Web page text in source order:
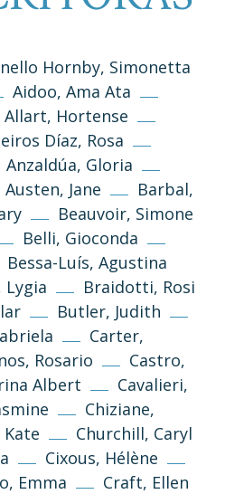
Hornby, Simonetta
Aidoo, Ama Ata
Allart, Hortense
Díaz, Rosa
Anzaldúa, Gloria
Austen, Jane
Barbal,
Beauvoir, Simone
Belli, Gioconda
Bessa-Luís, Agustina
Lygia
Braidotti, Rosi
Butler, Judith
Carter,
Rosario
Castro,
Albert
Cavalieri,
Chiziane,
Churchill, Caryl
Cixous, Hélène
Emma
Craft, Ellen